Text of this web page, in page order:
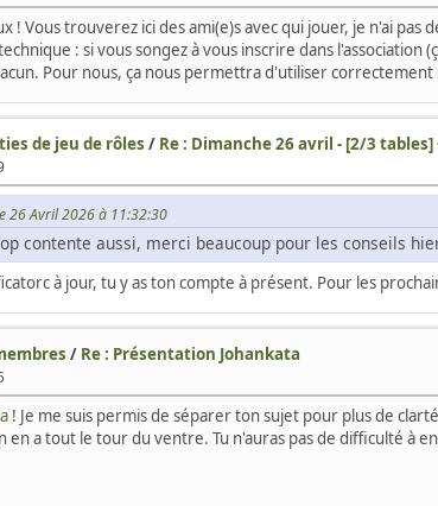
! Vous trouverez ici des ami(e)s avec qui jouer, je n'ai pas
: si vous songez à vous inscrire dans
Pour nous, ça nous permettra d'utiliser
de jeu de rôles / Re : Dimanche 26 avril - [2/3
26 Avril 2026 à 11:32:30
contente aussi, merci beaucoup pour les conseils
à jour, tu y as ton compte à présent. Pour les
/ Re : Présentation Johankata
! Je me suis permis de séparer ton sujet pour plus de
en a tout le tour du ventre. Tu n'auras pas de difficulté à